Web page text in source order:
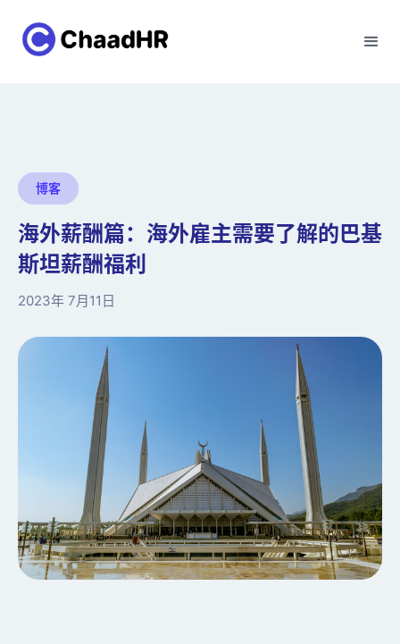
博客
海外薪酬篇：海外雇主需要了解的巴基
斯坦薪酬福利
2023年 7月11日